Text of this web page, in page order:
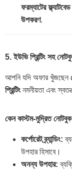
ফরম্যাটের ফ্ল্যাটবেড
উপকরণ.
5. ইউভি প্রিন্টিং সহ
আপনি যদি অফার খুঁজছেন
প্রিন্টিংনমনীয়তা এবং
কেন কাস্টম-মুদ্রিত
কর্পোরেট ব্র্যান্ডিং:
উপহার হিসাবে।
অনন্য উপহার: